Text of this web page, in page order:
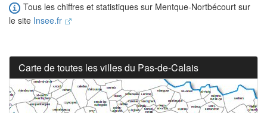
Tous les chiffres et statistiques sur Mentque-Nortbécourt sur
le site Insee.fr
Carte de toutes les villes du Pas-de-Calais